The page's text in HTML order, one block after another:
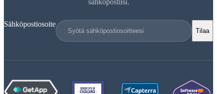
Sähköpostiosoite
Tilaa